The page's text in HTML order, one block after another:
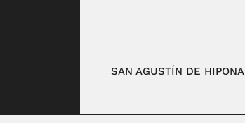
SAN AGUSTÍN DE HIPONA